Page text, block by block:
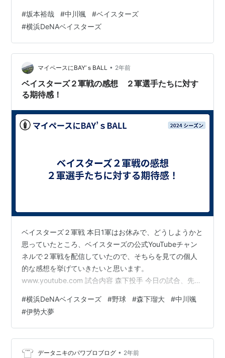
#坂本裕哉 #中川颯 #ベイスターズ
#横浜DeNAベイスターズ
マイペースにBAY’ｓBALL • 2年前
ベイスターズ２軍戦の感想 ２軍選手たちに対す
る期待感！
ベイスターズ２軍戦 本日1軍はお休みで、どうしようかと
思っていたところ、ベイスターズの公式YouTubeチャン
ネルで２軍戦を配信していたので、そちらを見ての個人
的な感想を挙げていきたいと思います。
www.youtube.com 試合内容 森下投手 今日の試合、先発
ーだなぁと思って見ていましたが、コントロールで自滅
するような投手ではないですね。 コントロールもまとま
っていて、キャッチャーの構えたコースに大半は投げ込
めていましたし、変化球を投げても抜けることも少なく
良い印象でした！ フォームもきれいな形ですし、高卒２
#横浜DeNAベイスターズ #野球 #森下瑠大 #中川颯
#伊勢大夢
データニキのパワプロブログ • 2年前